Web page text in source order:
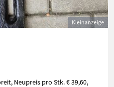
Kleinanzeige
Neupreis pro Stk. € 39,60,